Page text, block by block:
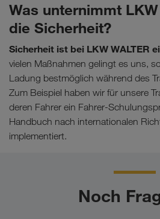
Was unternimmt
die Sicherheit?
Sicherheit ist bei LKW WALTER
vielen Maßnahmen gelingt es uns,
Ladung bestmöglich während des
Zum Beispiel haben wir für unsere
deren Fahrer ein Fahrer-
Handbuch nach internationalen
implementiert.
Noch